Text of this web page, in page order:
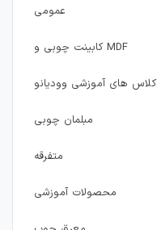
عمومی
کابینت چوبی و MDF
کلاس های آموزشی وودیانو
مبلمان چوبی
متفرقه
محصولات آموزشی